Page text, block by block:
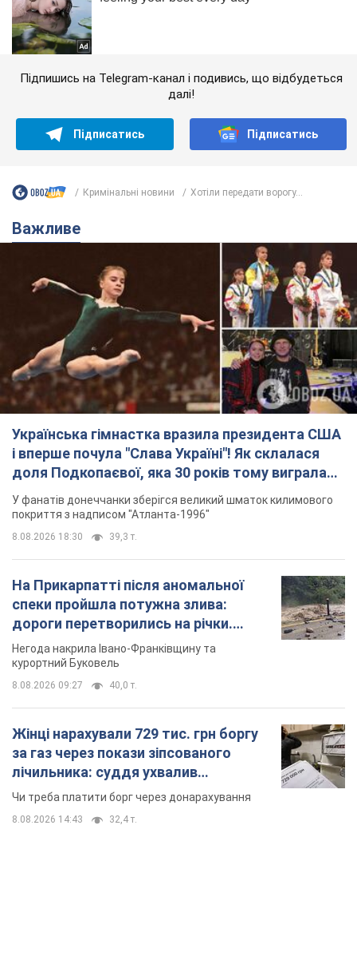
Підпишись на Telegram-канал і подивись, що відбудеться
далі!
Підписатись Підписатись
Кримінальні новини Хотіли передати ворогу...
Важливе
Українська гімнастка вразила президента США
і вперше почула "Слава Україні"! Як склалася
доля Подкопаєвої, яка 30 років тому виграла
"золото" Олімпіади
У фанатів донеччанки зберігся великий шматок килимового
покриття з надписом "Атланта-1996"
8.08.2026 18:30 39,3 т.
На Прикарпатті після аномальної
спеки пройшла потужна злива:
дороги перетворились на річки.
Відео
Негода накрила Івано-Франківщину та
курортний Буковель
8.08.2026 09:27 40,0 т.
Жінці нарахували 729 тис. грн боргу
за газ через покази зіпсованого
лічильника: суддя ухвалив
неочікуване рішення
Чи треба платити борг через донарахування
8.08.2026 14:43 32,4 т.